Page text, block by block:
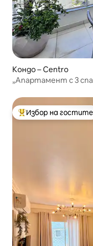
Кондо – Centro
„Апартамент с 3
Най-популярен
Избор на гостите